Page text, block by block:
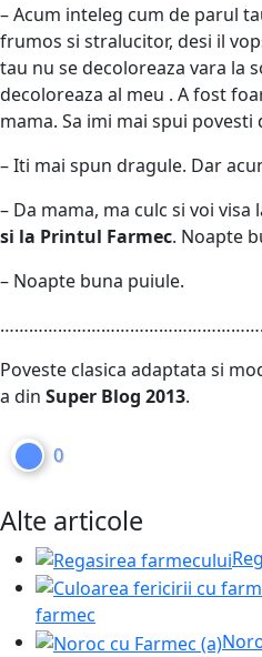
– Acum inteleg cum de parul
frumos si stralucitor, desi il
tau nu se decoloreaza vara la
decoloreaza al meu . A fost
mama. Sa imi mai spui povesti
– Iti mai spun dragule. Dar
– Da mama, ma culc si voi visa
si la Printul Farmec. Noapte
– Noapte buna puiule.
Poveste clasica adaptata si
a din Super Blog 2013.
0
Alte articole
farmec